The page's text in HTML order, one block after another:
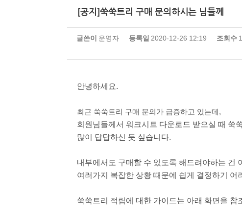
[공지]쑥쑥트리 구매 문의하시는 님들께
글쓴이 운영자 등록일 2020-12-26 12:19 조회수
안녕하세요.
최근 쑥쑥트리 구매 문의가 급증하고 있는데,
회원님들께서 워크시트 다운로드 받으실 때 쑥
많이 답답하신 듯 싶습니다.
내부에서도 구매할 수 있도록 해드려야하는 건
여러가지 복잡한 상황 때문에 쉽게 결정하기 어
쑥쑥트리 적립에 대한 가이드는 아래 화면을 참